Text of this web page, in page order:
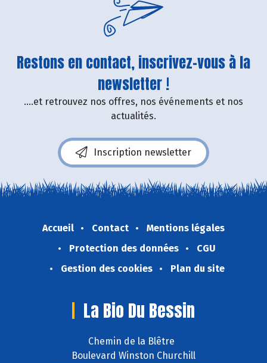
Restons en contact, inscrivez-vous à la
newsletter !
....et retrouvez nos offres, nos événements et nos
actualités.
Inscription newsletter
Accueil Contact
Mentions légales
Protection des données
CGU
Gestion des cookies
Plan du site
La Bio Du Bessin
Chemin de la Blêtre
Boulevard Winston Churchill